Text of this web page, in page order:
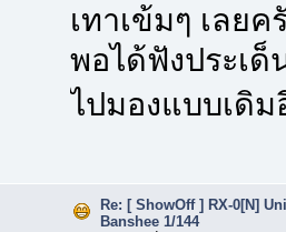
เทาเข้มๆ เลยค
พอได้ฟังประเ
ไปมองแบบเดิ
Re: [ ShowOff ] RX-0[N]
Banshee 1/144